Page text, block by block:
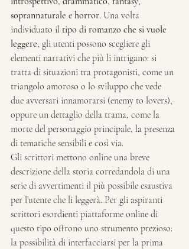
soprannaturale e horror. Una volta
individuato il tipo di romanzo che si vuole
leggere, gli utenti possono scegliere gli
elementi narrativi che più li intrigano: si
tratta di situazioni tra protagonisti, come un
triangolo amoroso o lo sviluppo che vede
due avversari innamorarsi (enemy to lovers),
oppure un dettaglio della trama, come la
morte del personaggio principale, la presenza
di tematiche sensibili e così via.
Gli scrittori mettono online una breve
descrizione della storia corredandola di una
serie di avvertimenti il più possibile esaustiva
per l’utente che li leggerà. Per gli aspiranti
scrittori esordienti piattaforme online di
questo tipo offrono uno strumento prezioso:
la possibilità di interfacciarsi per la prima